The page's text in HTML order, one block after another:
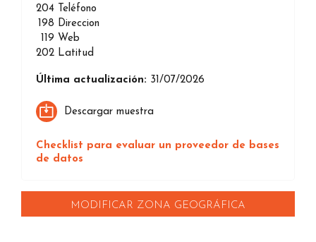
204
Teléfono
198 Direccion
119 Web
202 Latitud
Última actualización: 31/07/2026
Descargar muestra
Checklist para evaluar un proveedor de bases
de datos
MODIFICAR ZONA GEOGRÁFICA